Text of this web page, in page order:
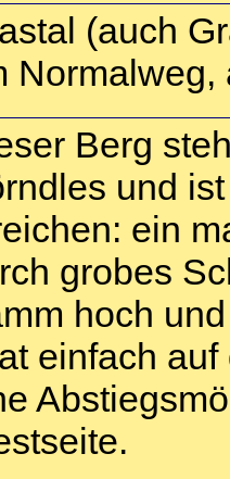
(auch
Normalweg,
Berg
und
ein
grobes
hoch
einfach